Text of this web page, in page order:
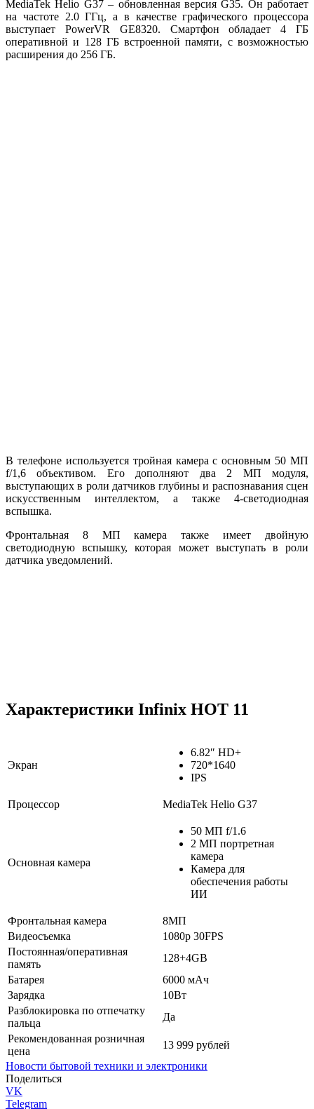
MediaTek Helio G37 – обновленная версия G35. Он работает
на частоте 2.0 ГГц, а в качестве графического процессора
выступает PowerVR GE8320. Смартфон обладает 4 ГБ
оперативной и 128 ГБ встроенной памяти, с возможностью
расширения до 256 ГБ.
В телефоне используется тройная камера с основным 50 МП
f/1,6 объективом. Его дополняют два 2 МП модуля,
выступающих в роли датчиков глубины и распознавания сцен
искусственным интеллектом, а также 4-светодиодная
вспышка.
Фронтальная 8 МП камера также имеет двойную
светодиодную вспышку, которая может выступать в роли
датчика уведомлений.
Характеристики Infinix HOT 11
Экран
6.82″ HD+
720*1640
IPS
Процессор MediaTek Helio G37
Основная камера
50 МП f/1.6
2 МП портретная
камера
Камера для
обеспечения работы
ИИ
Фронтальная камера
8МП
Видеосъемка
1080p 30FPS
Постоянная/оперативная
память
128+4GB
Батарея
6000 мАч
Зарядка
10Вт
Разблокировка по отпечатку
пальца
Да
Рекомендованная розничная
цена
13 999 рублей
Новости бытовой техники и электроники
Поделиться
VK
Telegram